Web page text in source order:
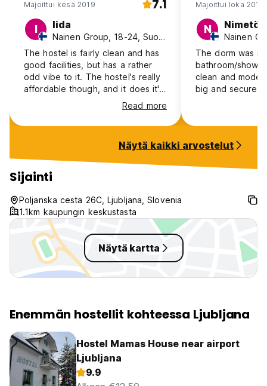
Majoittui kesä 2019 7.1
I Iida
Nainen Group, 18-24, Suomi
The hostel is fairly clean and has
good facilities, but has a rather
odd vibe to it. The hostel's really
affordable though, and it does it's
job. It's located pretty far from
everything, though public
transport is easily accessible. The
friendly. However, the guest
kitchen is nice and cosy and is a
good place to meet other
travelers. :)
Read more
Majoittui loka 2016
N Nimetön
The dorm was
bathroom/
clean and
big and secure.
but it was a
and you can put
There was
I would stay
Näytä kaikki arvostelut
Sijainti
Poljanska cesta 26C, Ljubljana, Slovenia
1.1km kaupungin keskustasta
Näytä kartta
Enemmän hostellit kohteessa Ljubljana
Hostel Mamas House near airport
Ljubljana
9.9